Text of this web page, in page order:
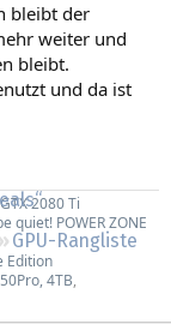
GPU-Rangliste
bleibt der
weiter und
bleibt.
und da ist
2080 Ti
quiet! POWER ZONE
Edition
4TB,